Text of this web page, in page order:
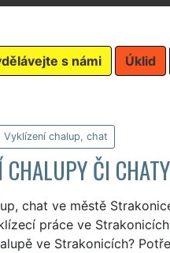
s námi Úklid
Vyklízení chalup, chat
CHALUPY ČI CHATY
chat ve městě
práce ve
ve Strakonicích?